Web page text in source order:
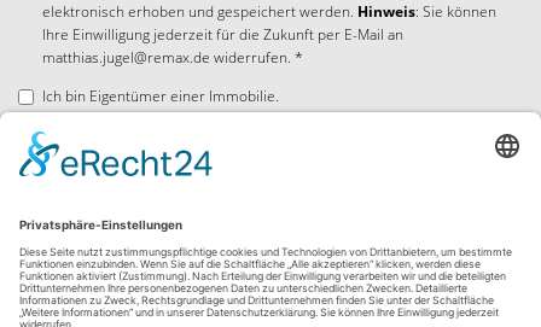
elektronisch erhoben und gespeichert werden. Hinweis: Sie können
Ihre Einwilligung jederzeit für die Zukunft per E-Mail an
matthias.jugel@remax.de widerrufen. *
Ich bin Eigentümer einer Immobilie.
* Pflichtfelder